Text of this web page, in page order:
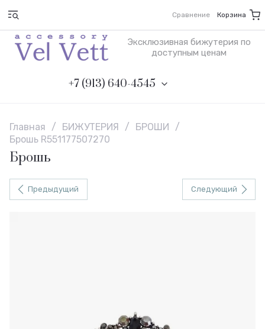
Сравнение Корзина
Эксклюзивная бижутерия по
доступным ценам
+7 (913) 640-4545
Главная / БИЖУТЕРИЯ / БРОШИ
/
Брошь R551177507270
Брошь
Предыдущий Следующий